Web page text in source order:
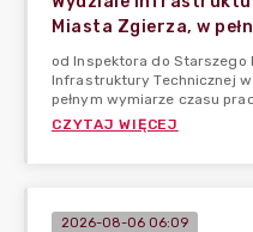
Miasta Zgierza, w
od Inspektora do Starszego
Infrastruktury Technicznej
pełnym wymiarze czasu
CZYTAJ WIĘCEJ
2026-08-06 06:09